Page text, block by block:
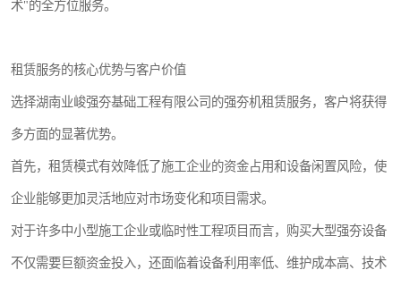
术"的全方位服务。
租赁服务的核心优势与客户价值
选择湖南业峻强夯基础工程有限公司的强夯机租赁服务，客户将获得
多方面的显著优势。
首先，租赁模式有效降低了施工企业的资金占用和设备闲置风险，使
企业能够更加灵活地应对市场变化和项目需求。
对于许多中小型施工企业或临时性工程项目而言，购买大型强夯设备
不仅需要巨额资金投入，还面临着设备利用率低、维护成本高、技术